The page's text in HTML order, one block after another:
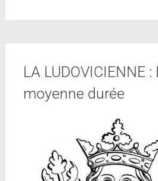
LA LUDOVICIENNE
moyenne durée